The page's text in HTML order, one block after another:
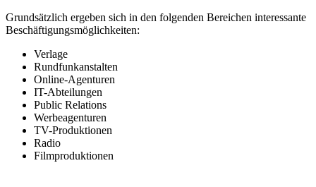
Grundsätzlich ergeben sich in den folgenden Bereichen interessante
Beschäftigungsmöglichkeiten:
Verlage
Rundfunkanstalten
Online-Agenturen
IT-Abteilungen
Public Relations
Werbeagenturen
TV-Produktionen
Radio
Filmproduktionen